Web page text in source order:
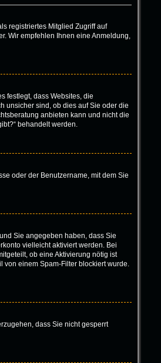
registriertes Mitglied Zugriff auf
Wir empfehlen Ihnen eine Anmeldung,
festlegt, dass Websites, die
unsicher sind, ob dies auf Sie oder die
anbieten kann und nicht die
behandelt werden.
oder der Benutzername, mit dem Sie
Sie angegeben haben, dass Sie
vielleicht aktiviert werden. Bei
ob eine Aktivierung nötig ist
einem Spam-Filter blockiert wurde.
dass Sie nicht gesperrt